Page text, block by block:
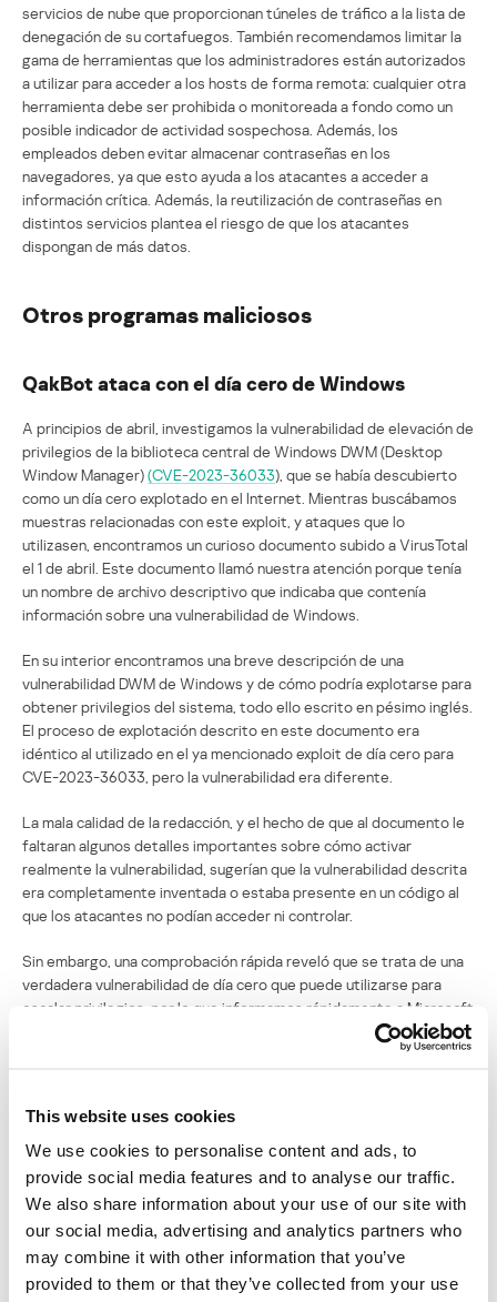
This website uses cookies
We use cookies to personalise content and ads, to
provide social media features and to analyse our traffic.
We also share information about your use of our site with
our social media, advertising and analytics partners who
may combine it with other information that you’ve
provided to them or that they’ve collected from your use
servicios de nube que proporcionan túneles de tráfico a la lista de
denegación de su cortafuegos. También recomendamos limitar la
gama de herramientas que los administradores están autorizados
a utilizar para acceder a los hosts de forma remota: cualquier otra
herramienta debe ser prohibida o monitoreada a fondo como un
posible indicador de actividad sospechosa. Además, los
empleados deben evitar almacenar contraseñas en los
navegadores, ya que esto ayuda a los atacantes a acceder a
información crítica. Además, la reutilización de contraseñas en
distintos servicios plantea el riesgo de que los atacantes
dispongan de más datos.
Otros programas maliciosos
QakBot ataca con el día cero de Windows
A principios de abril, investigamos la vulnerabilidad de elevación de
privilegios de la biblioteca central de Windows DWM (Desktop
Window Manager)(CVE-2023-36033), que se había descubierto
como un día cero explotado en el Internet. Mientras buscábamos
muestras relacionadas con este exploit, y ataques que lo
utilizasen, encontramos un curioso documento subido a VirusTotal
el 1 de abril. Este documento llamó nuestra atención porque tenía
un nombre de archivo descriptivo que indicaba que contenía
información sobre una vulnerabilidad de Windows.
En su interior encontramos una breve descripción de una
vulnerabilidad DWM de Windows y de cómo podría explotarse para
obtener privilegios del sistema, todo ello escrito en pésimo inglés.
El proceso de explotación descrito en este documento era
idéntico al utilizado en el ya mencionado exploit de día cero para
CVE-2023-36033, pero la vulnerabilidad era diferente.
La mala calidad de la redacción, y el hecho de que al documento le
faltaran algunos detalles importantes sobre cómo activar
realmente la vulnerabilidad, sugerían que la vulnerabilidad descrita
era completamente inventada o estaba presente en un código al
que los atacantes no podían acceder ni controlar.
Sin embargo, una comprobación rápida reveló que se trata de una
verdadera vulnerabilidad de día cero que puede utilizarse para
escalar privilegios, por lo que informamos rápidamente a Microsoft
sobre nuestros hallazgos. La vulnerabilidad fue designadaCVE-
y se publicó un parche como parte del Martes de
También empezamos a vigilar de cerca nuestras estadísticas en
busca de exploits y ataques que aprovecharan este día cero, y a
mediados de abril descubrimos un exploit. Hemos visto este día
cero utilizado junto con
y otro malware, y creemos que
múltiples actores de amenazas tienen acceso a él.
Los productos de Kaspersky detectan la explotación de CVE-
2024-30051 y malware relacionado con los siguientes veredictos: